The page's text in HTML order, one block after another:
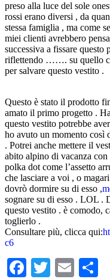
preso alla luce del sole
rossi erano diversi , da
stessa famiglia , ma come
miei clienti avrebbero
successiva a fissare questo
riflettendo ……. su quello
per salvare questo vestito .
Questo è stato il prodotto
amato il primo progetto .
questo vestito potrebbe
ho avuto un momento così
. Potrei anche mettere il
abito alpino di vacanza
polka dot come l’assetto
che lasciare a voi , o
dovrò dormire su di esso ,
sognare su di esso . LOL .
questo vestito . è comodo,
toglierlo .
Consultare più, clicca qui:
c6
Facebook
TwitterEmail